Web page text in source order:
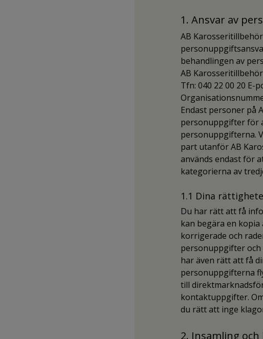
1. Ansvar av
AB
behandlingen av
AB
Tfn: 040 22 00 20 E-
Endast personer på
personuppgifter för
personuppgifterna.
part utanför AB
används endast för
kategorierna av
1.1 Dina
Du har rätt att få
kan begära en
korrigerade och
personuppgifter och
har även rätt att få
personuppgifterna
till
kontaktuppgifter.
du rätt att inge
2. Insamling